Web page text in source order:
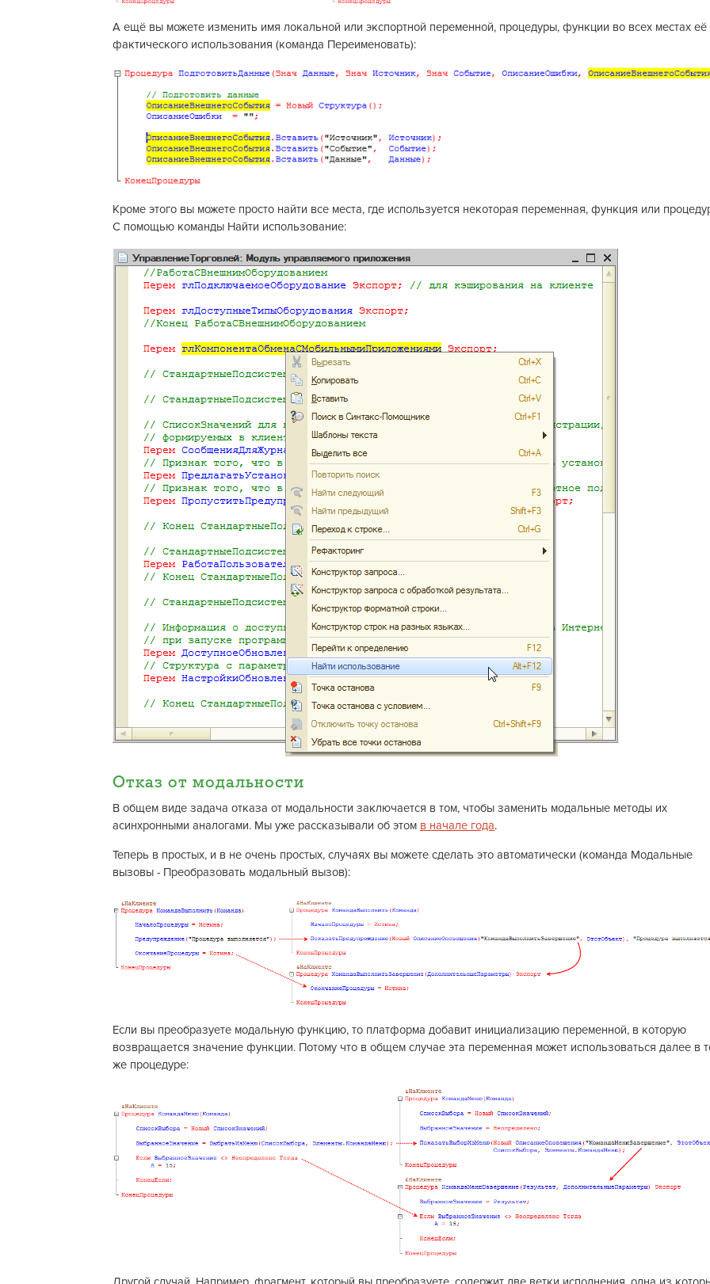
А ещё вы можете изменить имя локальной или экспортной переменной, процедуры, функции во всех местах её
фактического использования (команда Переименовать):
Кроме этого вы можете просто найти все места, где используется некоторая переменная, функция или
С помощью команды Найти использование:
Отказ от модальности
В общем виде задача отказа от модальности заключается в том, чтобы заменить модальные методы их
асинхронными аналогами. Мы уже рассказывали об этом в начале года.
Теперь в простых, и в не очень простых, случаях вы можете сделать это автоматически (команда Модальные
вызовы - Преобразовать модальный вызов):
Если вы преобразуете модальную функцию, то платформа добавит инициализацию переменной, в которую
возвращается значение функции. Потому что в общем случае эта переменная может использоваться далее в
же процедуре: